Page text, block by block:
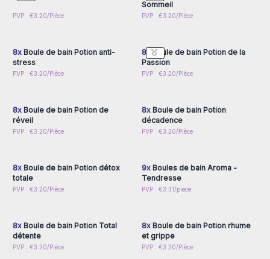
vous souhaitiez revendre des bombes de bain ou enrichir
votre offre de cosmétiques naturels, notre gamme saura
Poids : entre 120 et 140 g
Remarque : les couleurs peuvent légèrement varier selon
chew Aw Artisan France et offrez à vos clients une
expérience sensorielle inoubliable.
PVP : €3.20/Pièce
Sommeil
PVP : €3.20/Pièce
Connectez-vous ou
8xBoule de bain Potion anti-
stress
PVP : €3.20/Pièce
Connectez-vous ou
8x Boule de bain Potion de la
Passion
PVP : €3.20/Pièce
Connectez-vous ou
8xBoule de bain Potion de
réveil
PVP : €3.20/Pièce
Connectez-vous ou
8xBoule de bain Potion
décadence
PVP : €3.20/Pièce
Connectez-vous ou
8xBoule de bain Potion détox
totale
PVP : €3.20/Pièce
Connectez-vous ou
9xBoules de bain Aroma -
Tendresse
PVP : €3.31/piece
Connectez-vous ou
8xBoule de bain Potion Total
détente
PVP : €3.20/Pièce
Connectez-vous ou
8xBoule de bain Potion rhume
et grippe
PVP : €3.20/Pièce
Connectez-vous ou
Connectez-vous ou